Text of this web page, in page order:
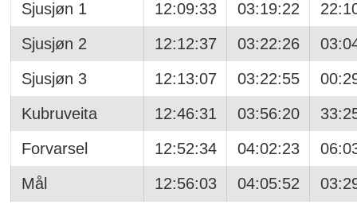
Sjusjøn 1
12:09:33 03:19:22
Sjusjøn 2
12:12:37 03:22:26
Sjusjøn 3
12:13:07 03:22:55
Kubruveita
12:46:31 03:56:20
Forvarsel
12:52:34 04:02:23
Mål
12:56:03 04:05:52